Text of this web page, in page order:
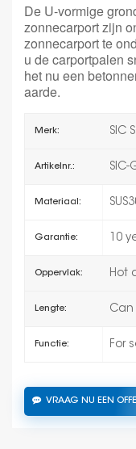
De U-vormige
zonnecarport zijn
zonnecarport te
u de carportpalen
het nu een
aarde.
Merk: SIC
Artikelnr.: SIC-
Materiaal:
Garantie: 10
Oppervlak: Hot
Lengte: Can
Functie: For
VRAAG NU EEN